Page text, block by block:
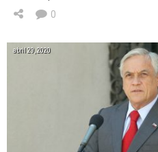
0
abril 29, 2020